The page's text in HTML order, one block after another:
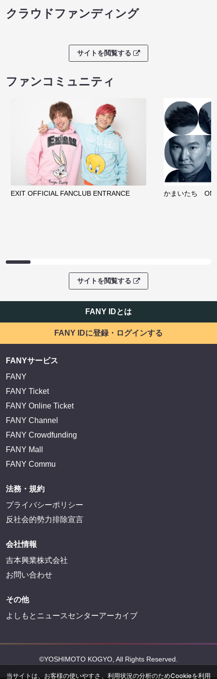
クラウドファンディング
サイトを閲覧する
ファンコミュニティ
EXIT OFFICIAL FANCLUB ENTRANCE かまいたち
サイトを閲覧する
FANY IDとは
FANY IDに登録・ログインする
FANYサービス
FANY
FANY Ticket
FANY Online Ticket
FANY Channel
FANY Crowdfunding
FANY Mall
FANY Commu
法務・規約
プライバシーポリシー
反社会的勢力排除宣言
会社情報
吉本興業株式会社
お問い合わせ
その他
よしもとニュースセンターアーカイブ
©YOSHIMOTO KOGYO, All Rights Reserved.
当サイトは、お客様の使いやすさ、利用状況の分析のためCookieを利用